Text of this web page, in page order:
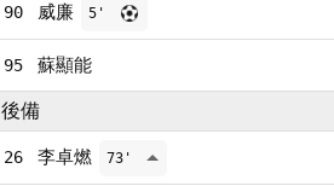
90 威廉 5'
95 蘇顯能
後備
26 李卓燃 73'